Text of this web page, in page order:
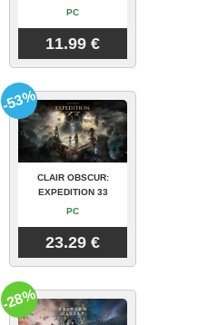
PC
11.99 €
CLAIR OBSCUR:
EXPEDITION 33
PC
23.29 €
-53%
-28%